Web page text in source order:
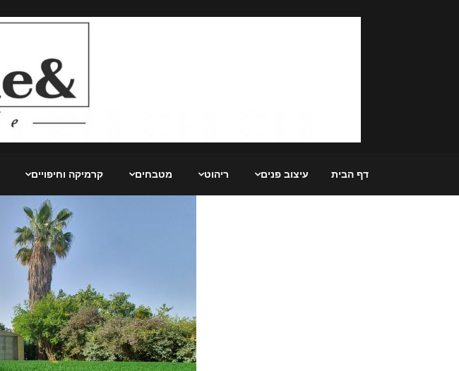
דף הבית עיצוב פנים ריהוט מטבחים קרמיקה וחיפויים